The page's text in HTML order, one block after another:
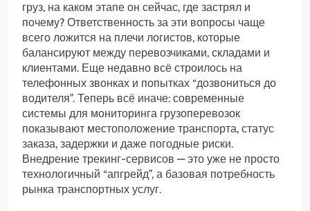
груз, на каком этапе он сейчас, где застрял и
почему? Ответственность за эти вопросы чаще
всего ложится на плечи логистов, которые
балансируют между перевозчиками, складами и
клиентами. Еще недавно всё строилось на
телефонных звонках и попытках “дозвониться до
водителя”. Теперь всё иначе: современные
системы для мониторинга грузоперевозок
показывают местоположение транспорта, статус
заказа, задержки и даже погодные риски.
Внедрение трекинг-сервисов — это уже не просто
технологичный “апгрейд”, а базовая потребность
рынка транспортных услуг.